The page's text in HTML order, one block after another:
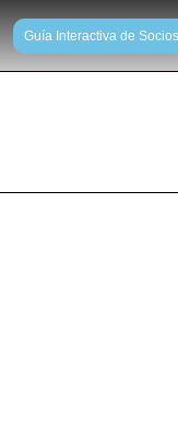
Guía Interactiva de Socios